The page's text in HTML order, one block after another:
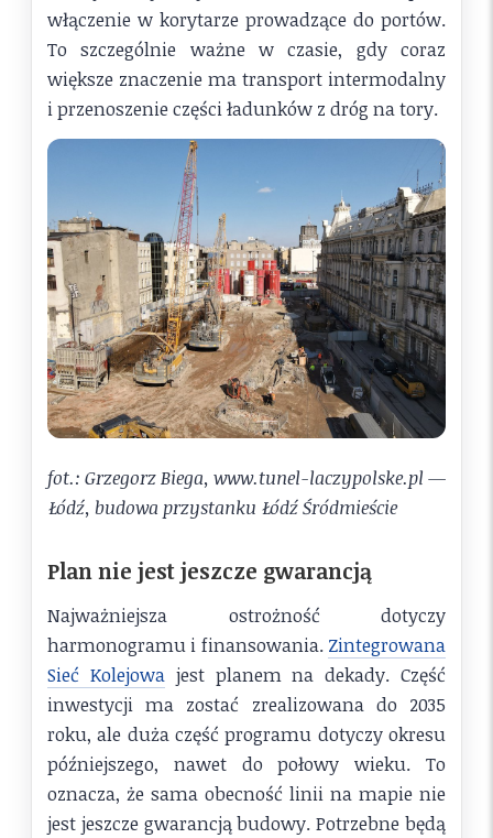
włączenie w korytarze prowadzące do portów.
To szczególnie ważne w czasie, gdy coraz
większe znaczenie ma transport intermodalny
i przenoszenie części ładunków z dróg na tory.
fot.: Grzegorz Biega, www.tunel-laczypolske.pl —
Łódź, budowa przystanku Łódź Śródmieście
Plan nie jest jeszcze gwarancją
Najważniejsza ostrożność dotyczy
harmonogramu i finansowania. Zintegrowana
Sieć Kolejowajest planem na dekady. Część
inwestycji ma zostać zrealizowana do 2035
roku, ale duża część programu dotyczy okresu
późniejszego, nawet do połowy wieku. To
oznacza, że sama obecność linii na mapie nie
jest jeszcze gwarancją budowy. Potrzebne będą